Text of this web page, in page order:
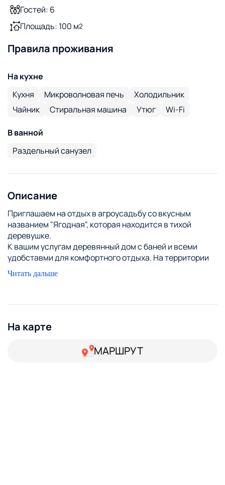
Гостей: 6
Площадь: 100 м2
Правила проживания
На кухне
Кухня
Микроволновая печь
Холодильник
Чайник
Стиральная машина Утюг Wi-Fi
В ванной
Раздельный санузел
Описание
Приглашаем на отдых в агроусадьбу со вкусным
названием "Ягодная", которая находится в тихой
деревушке.
К вашим услугам деревянный дом с баней и всеми
удобставми для комфортного отдыха. На территории
усадьбы имеется мангал, пруд, где можно порыбачить.
За дополнительную плату к вашим услугам домашняя
Вдоль деревни течет река Исса, со всех сторон лес,
Читать дальше
На карте
МАРШРУТ